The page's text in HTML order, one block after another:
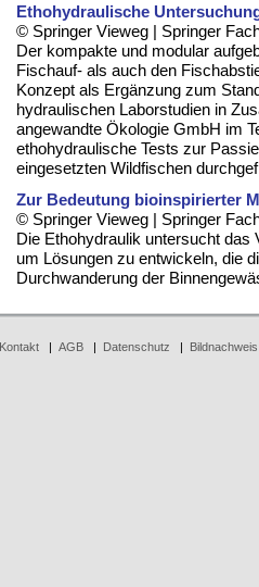
Ethohydraulische
© Springer Vieweg | Springer
Der kompakte und modular
Fischauf- als auch den
Konzept als Ergänzung zum
hydraulischen Laborstudien in
angewandte Ökologie GmbH im
ethohydraulische Tests zur
eingesetzten Wildfischen
Zur Bedeutung bioinspirierter
© Springer Vieweg | Springer
Die Ethohydraulik untersucht das
um Lösungen zu entwickeln, die
Durchwanderung der
Kontakt| AGB| Datenschutz Bildnachweis